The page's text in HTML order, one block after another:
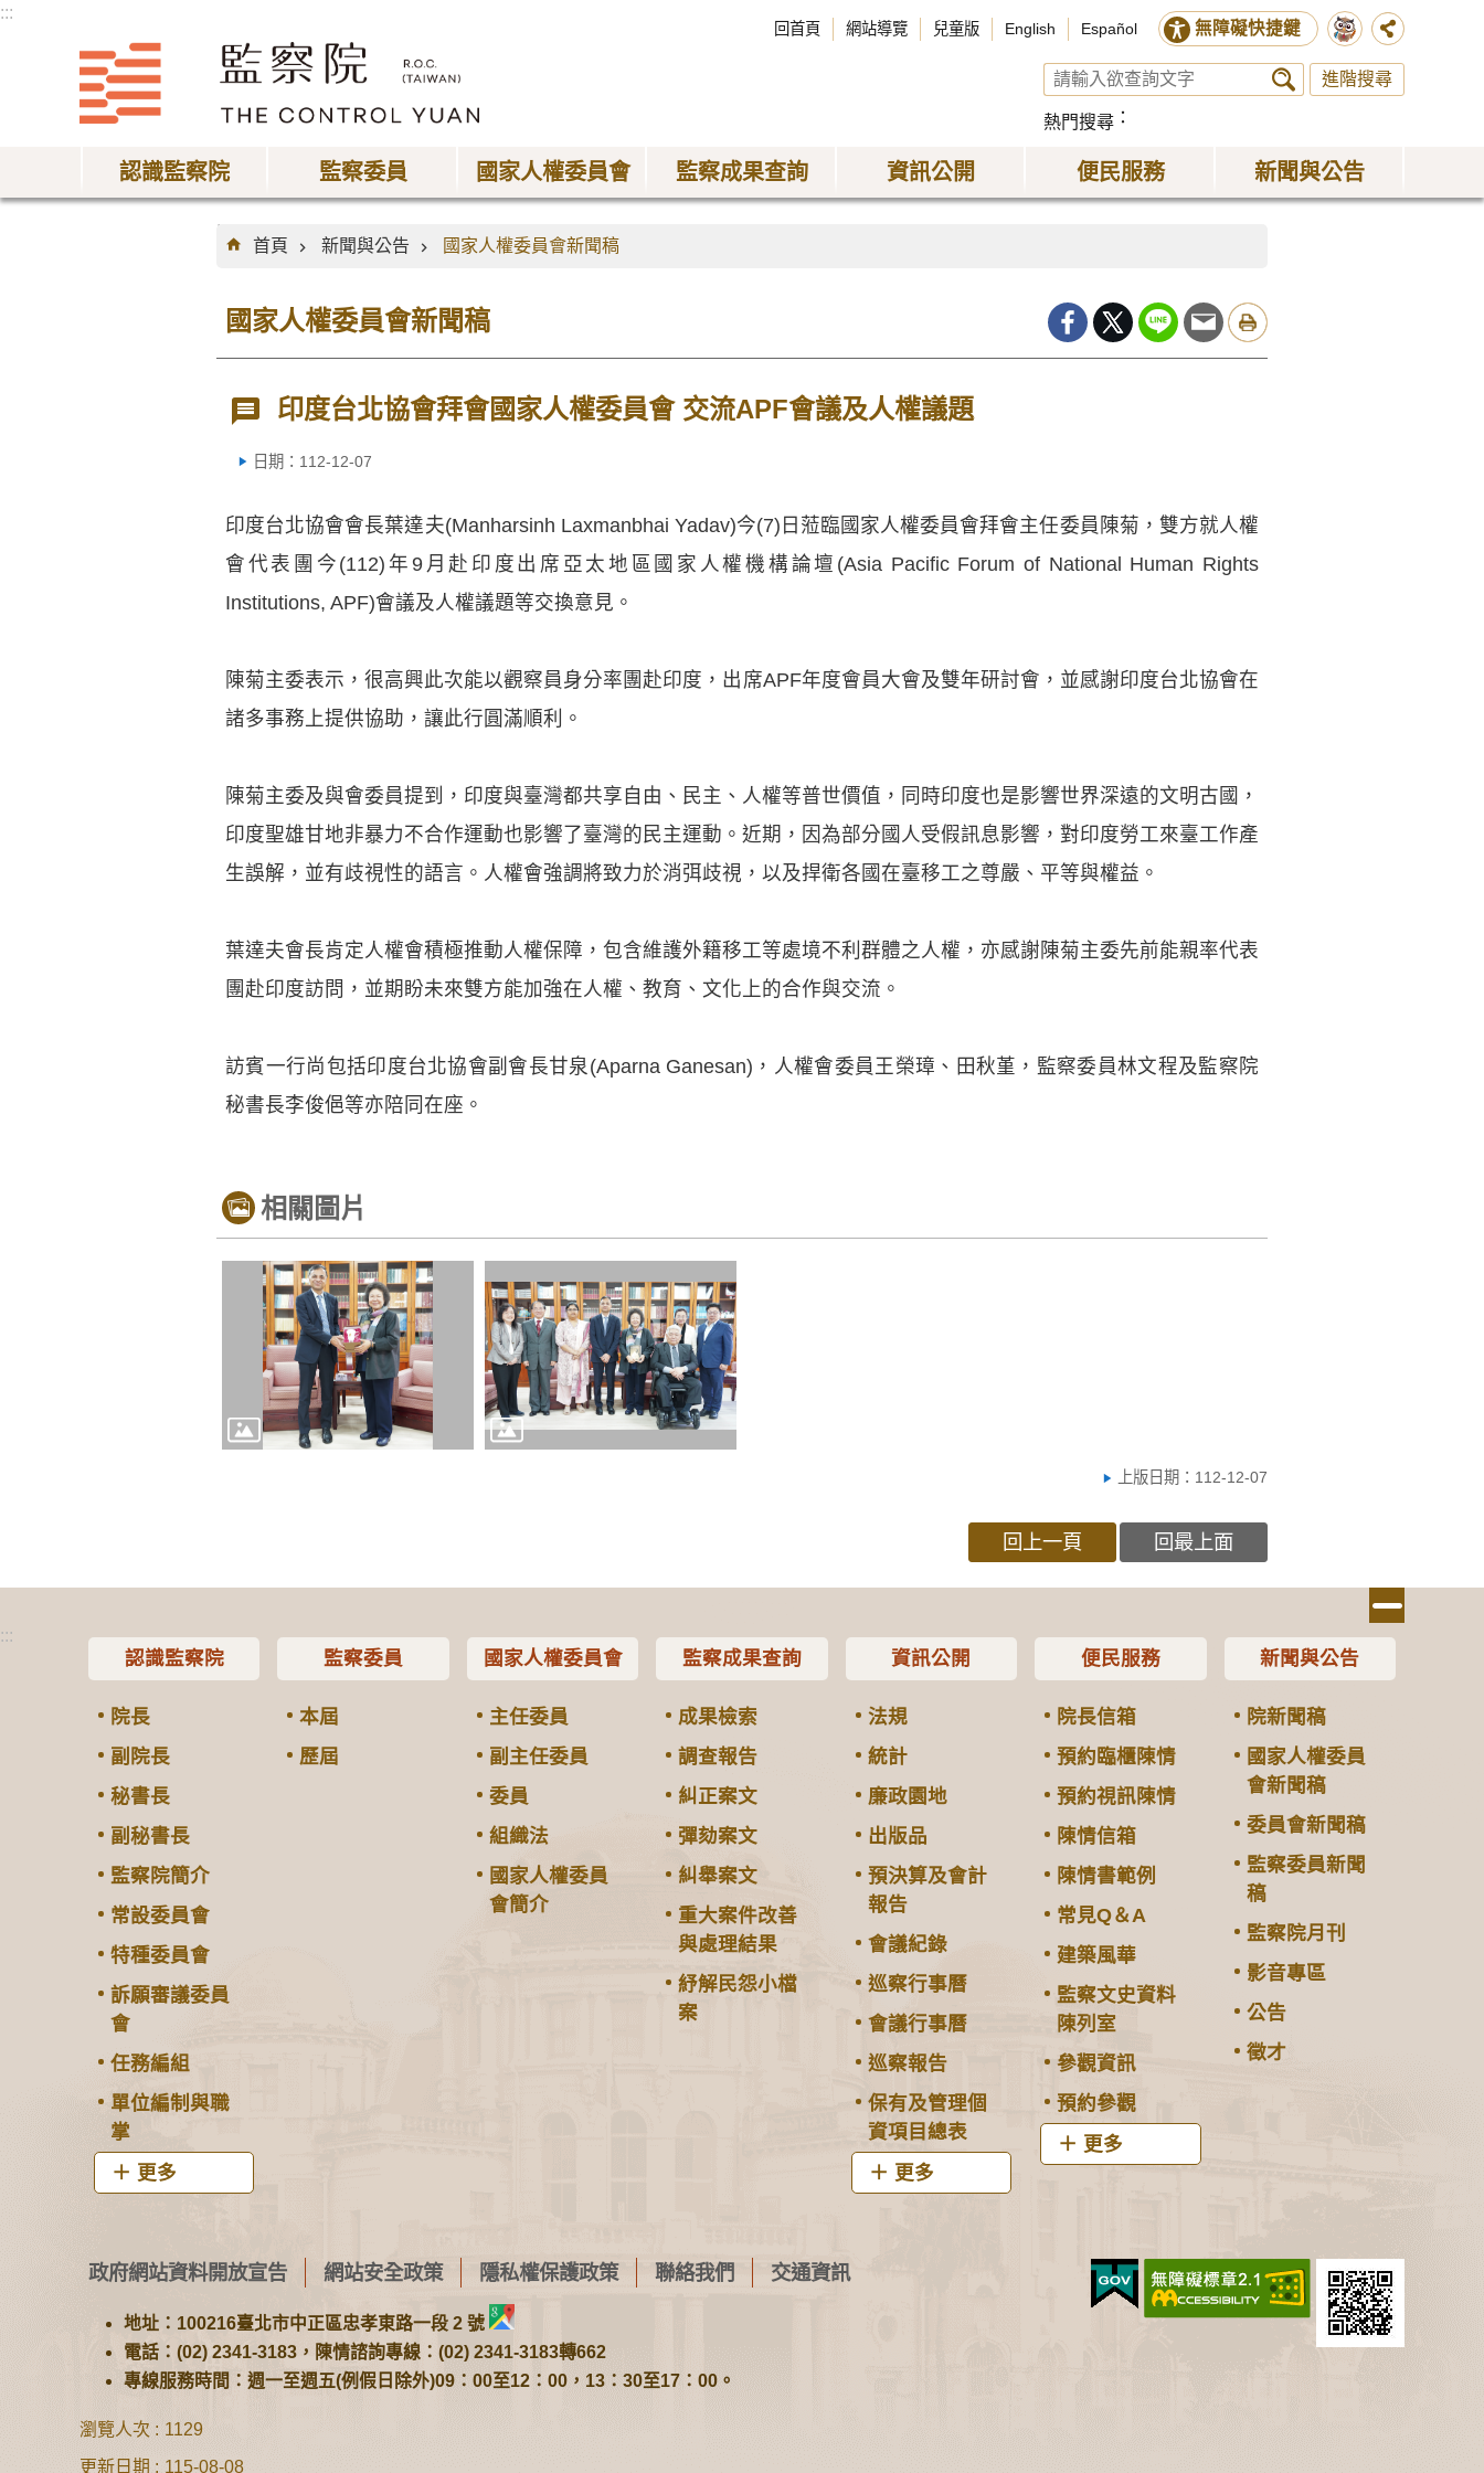
:::
回首頁 網站導覽 兒童版 English Español 無障礙快捷鍵
進階搜尋
熱門搜尋
認識監察院 監察委員 國家人權委員會 監察成果查詢 資訊公開 便民服務 新聞與公告
:::
首頁
新聞與公告 國家人權委員會新聞稿
國家人權委員會新聞稿
印度台北協會拜會國家人權委員會 交流APF會議及人權議題
日期：112-12-07
印度台北協會會長葉達夫(Manharsinh Laxmanbhai Yadav)今(7)日蒞臨國家人權委員會拜會主任委員陳菊，雙方就人權
會代表團今(112)年9月赴印度出席亞太地區國家人權機構論壇(Asia Pacific Forum of National Human Rights
Institutions, APF)會議及人權議題等交換意見。
陳菊主委表示，很高興此次能以觀察員身分率團赴印度，出席APF年度會員大會及雙年研討會，並感謝印度台北協會在
諸多事務上提供協助，讓此行圓滿順利。
陳菊主委及與會委員提到，印度與臺灣都共享自由、民主、人權等普世價值，同時印度也是影響世界深遠的文明古國，
印度聖雄甘地非暴力不合作運動也影響了臺灣的民主運動。近期，因為部分國人受假訊息影響，對印度勞工來臺工作產
生誤解，並有歧視性的語言。人權會強調將致力於消弭歧視，以及捍衛各國在臺移工之尊嚴、平等與權益。
葉達夫會長肯定人權會積極推動人權保障，包含維護外籍移工等處境不利群體之人權，亦感謝陳菊主委先前能親率代表
團赴印度訪問，並期盼未來雙方能加強在人權、教育、文化上的合作與交流。
訪賓一行尚包括印度台北協會副會長甘泉(Aparna Ganesan)，人權會委員王榮璋、田秋堇，監察委員林文程及監察院
秘書長李俊俋等亦陪同在座。
相關圖片
上版日期：112-12-07
回上一頁 回最上面
:::
認識監察院
院長
副院長
秘書長
副秘書長
監察院簡介
常設委員會
特種委員會
訴願審議委員
會
任務編組
單位編制與職
掌
更多
監察委員
本屆
歷屆
國家人權委員會
主任委員
副主任委員
委員
組織法
國家人權委員
會簡介
監察成果查詢
成果檢索
調查報告
糾正案文
彈劾案文
糾舉案文
重大案件改善
與處理結果
紓解民怨小檔
案
資訊公開
法規
統計
廉政園地
出版品
預決算及會計
報告
會議紀錄
巡察行事曆
會議行事曆
巡察報告
保有及管理個
資項目總表
更多
便民服務
院長信箱
預約臨櫃陳情
預約視訊陳情
陳情信箱
陳情書範例
常見Q＆A
建築風華
監察文史資料
陳列室
參觀資訊
預約參觀
更多
新聞與公告
院新聞稿
國家人權委員
會新聞稿
委員會新聞稿
監察委員新聞
稿
監察院月刊
影音專區
公告
徵才
政府網站資料開放宣告 網站安全政策 隱私權保護政策 聯絡我們 交通資訊
地址：100216臺北市中正區忠孝東路一段 2 號
電話：(02) 2341-3183，陳情諮詢專線：(02) 2341-3183轉662
專線服務時間：週一至週五(例假日除外)09：00至12：00，13：30至17：00。
瀏覽人次
1129
更新日期
115-08-08